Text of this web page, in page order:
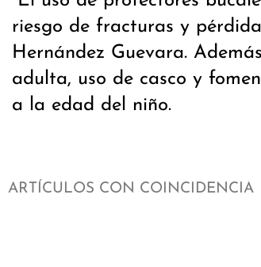
riesgo de fracturas y
Hernández Guevara.
adulta, uso de casco y
a la edad del niño.
ARTÍCULOS CON COINCIDENCIA